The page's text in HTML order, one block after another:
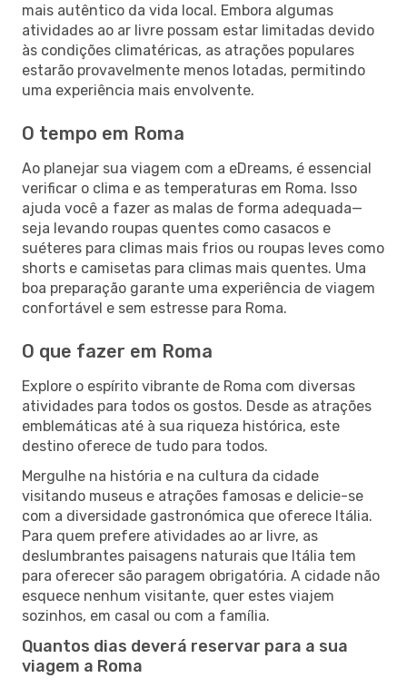
mais autêntico da vida local. Embora algumas
atividades ao ar livre possam estar limitadas devido
às condições climatéricas, as atrações populares
estarão provavelmente menos lotadas, permitindo
uma experiência mais envolvente.
O tempo em Roma
Ao planejar sua viagem com a eDreams, é essencial
verificar o clima e as temperaturas em Roma. Isso
ajuda você a fazer as malas de forma adequada—
seja levando roupas quentes como casacos e
suéteres para climas mais frios ou roupas leves como
shorts e camisetas para climas mais quentes. Uma
boa preparação garante uma experiência de viagem
confortável e sem estresse para Roma.
O que fazer em Roma
Explore o espírito vibrante de Roma com diversas
atividades para todos os gostos. Desde as atrações
emblemáticas até à sua riqueza histórica, este
destino oferece de tudo para todos.
Mergulhe na história e na cultura da cidade
visitando museus e atrações famosas e delicie-se
com a diversidade gastronómica que oferece Itália.
Para quem prefere atividades ao ar livre, as
deslumbrantes paisagens naturais que Itália tem
para oferecer são paragem obrigatória. A cidade não
esquece nenhum visitante, quer estes viajem
sozinhos, em casal ou com a família.
Quantos dias deverá reservar para a sua
viagem a Roma